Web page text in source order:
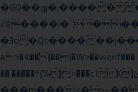
�G0��gj�;����
Zß����l�`�
�3c�Qt������ן��������|{�c:�
a >�4��|��|�W>��wonf���
��.�����f{%|>���c1K|ئ��?�>����?